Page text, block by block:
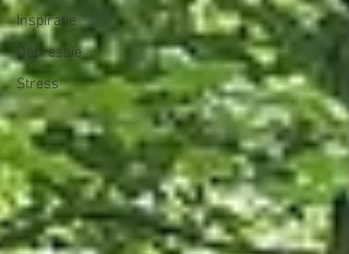
Inspiratie
Depressie
Stress